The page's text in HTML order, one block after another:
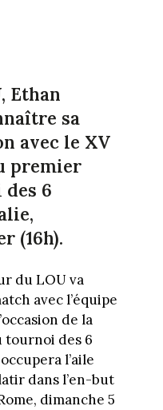
Ethan
sa
avec le XV
premier
6
(16h).
du LOU va
avec l’équipe
de la
des 6
l’aile
dans l’en-but
dimanche 5